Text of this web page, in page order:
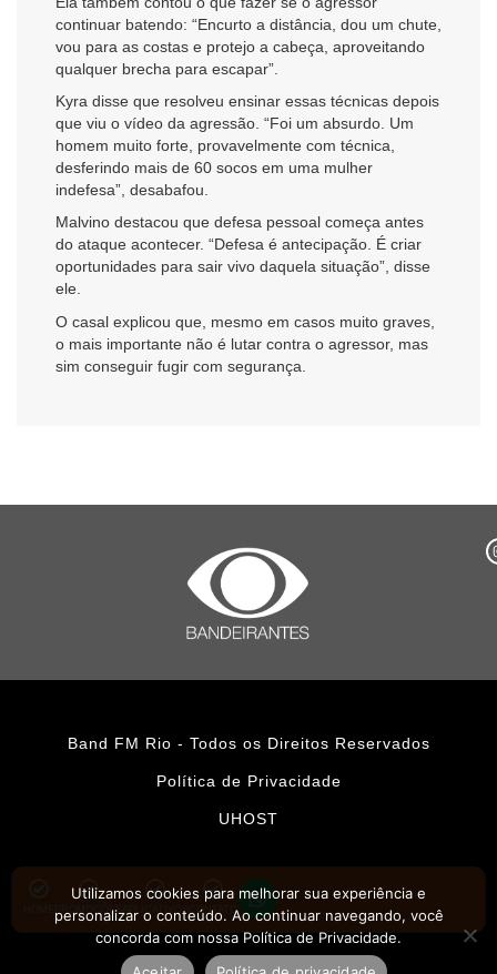
continuar batendo: “Encurto a distância, dou um chute,
vou para as costas e protejo a cabeça, aproveitando
qualquer brecha para escapar”.
Kyra disse que resolveu ensinar essas técnicas depois
que viu o vídeo da agressão. “Foi um absurdo. Um
homem muito forte, provavelmente com técnica,
desferindo mais de 60 socos em uma mulher
indefesa”, desabafou.
Malvino destacou que defesa pessoal começa antes
do ataque acontecer. “Defesa é antecipação. É criar
oportunidades para sair vivo daquela situação”, disse
ele.
O casal explicou que, mesmo em casos muito graves,
o mais importante não é lutar contra o agressor, mas
sim conseguir fugir com segurança.
Band FM Rio - Todos os Direitos Reservados
Política de Privacidade
UHOST
PROMOÇÕESAPLICATIVOS CONTATO
Utilizamos cookies para melhorar sua experiência e
personalizar o conteúdo. Ao continuar navegando, você
concorda com nossa Política de Privacidade.